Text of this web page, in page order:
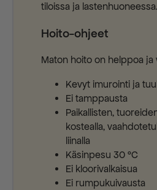
tiloissa ja lastenhuoneessa.
Hoito-ohjeet
Maton hoito on helppoa ja
Kevyt imurointi ja
Ei tamppausta
Paikallisten,
kostealla,
liinalla
Käsinpesu 30 °C
Ei kloorivalkaisua
Ei rumpukuivausta